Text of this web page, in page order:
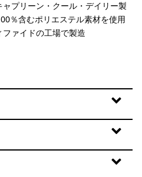
プリーン・クール・デイリー製
％含むポリエステル素材を使用
ァイドの工場で製造